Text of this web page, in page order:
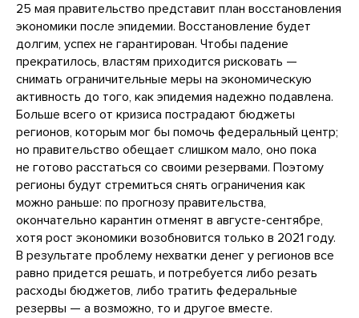
25 мая правительство представит план восстановления
экономики после эпидемии. Восстановление будет
долгим, успех не гарантирован. Чтобы падение
прекратилось, властям приходится рисковать —
снимать ограничительные меры на экономическую
активность до того, как эпидемия надежно подавлена.
Больше всего от кризиса пострадают бюджеты
регионов, которым мог бы помочь федеральный центр;
но правительство обещает слишком мало, оно пока
не готово расстаться со своими резервами. Поэтому
регионы будут стремиться снять ограничения как
можно раньше: по прогнозу правительства,
окончательно карантин отменят в августе-сентябре,
хотя рост экономики возобновится только в 2021 году.
В результате проблему нехватки денег у регионов все
равно придется решать, и потребуется либо резать
расходы бюджетов, либо тратить федеральные
резервы — а возможно, то и другое вместе.